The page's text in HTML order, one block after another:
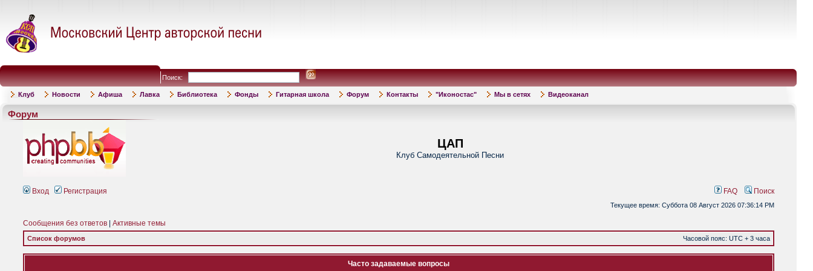
Поиск:
Клуб Новости Афиша Лавка Библиотека Фонды Гитарная школа Форум Контакты "Иконостас" Мы в сетях Видеоканал
Форум
ЦАП
Клуб Самодеятельной Песни
Вход Регистрация FAQ Поиск
Текущее время: Суббота 08 Август 2026 07:36:14 PM
Сообщения без ответов Активные темы
Список форумов Часовой пояс: UTC + 3 часа
Часто задаваемые вопросы